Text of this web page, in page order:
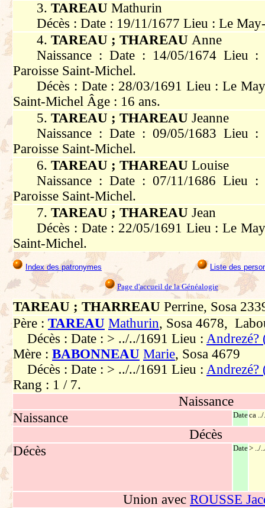
3.TAREAUMathurin
Décès : Date : 19/11/1677 Lieu : Le
4.TAREAU ; THAREAUAnne
Naissance : Date : 14/05/1674 Lieu
Paroisse Saint-Michel.
Décès : Date : 28/03/1691 Lieu : Le
Saint-Michel Âge : 16 ans.
5.TAREAU ; THAREAUJeanne
Naissance : Date : 09/05/1683 Lieu
Paroisse Saint-Michel.
6.TAREAU ; THAREAULouise
Naissance : Date : 07/11/1686 Lieu
Paroisse Saint-Michel.
7.TAREAU ; THAREAUJean
Décès : Date : 22/05/1691 Lieu : Le
Saint-Michel.
Index des patronymes Liste des
Page d'accueil de la Généalogie
TAREAU ; THARREAU Perrine, Sosa
Père : TAREAU Mathurin, Sosa 4678,
Décès : Date : > ../../1691 Lieu : Andrezé?
Mère : BABONNEAU Marie, Sosa 4679
Décès : Date : > ../../1691 Lieu : Andrezé?
Rang : 1 / 7.
Naissance
Naissance
Dateca
Décès
Décès
Date> ../
Union avec ROUSSE